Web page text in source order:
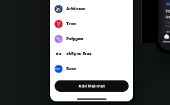
Bahasa Indonesia
Português (Brasil)
Español (Argentina)